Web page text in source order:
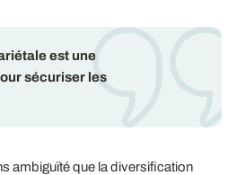
est une
sécuriser les
ambiguïté que la diversification